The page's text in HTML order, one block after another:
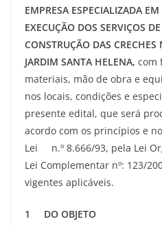
EMPRESA ESPECIALIZADA
EXECUÇÃO DOS SERVIÇOS
CONSTRUÇÃO DAS CRECHES
JARDIM SANTA HELENA, com
materiais, mão de obra e
nos locais, condições e
presente edital, que será
acordo com os princípios e
Lei n.º 8.666/93, pela Lei
Lei Complementar nº: 123/
vigentes aplicáveis.
1 DO OBJETO